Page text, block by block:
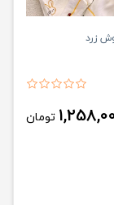
زرد
تومان